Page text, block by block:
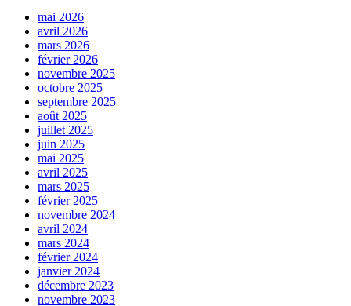
mai 2026
avril 2026
mars 2026
février 2026
novembre 2025
octobre 2025
septembre 2025
août 2025
juillet 2025
juin 2025
mai 2025
avril 2025
mars 2025
février 2025
novembre 2024
avril 2024
mars 2024
février 2024
janvier 2024
décembre 2023
novembre 2023